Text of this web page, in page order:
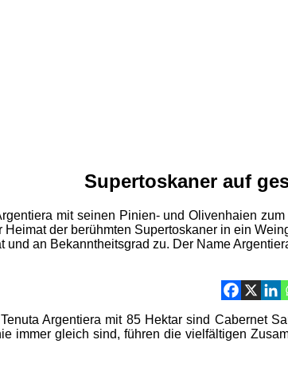
Supertoskaner auf
mit seinen Pinien- und Olivenhaien
der berühmten Supertoskaner in ein
und an Bekanntheitsgrad zu. Der Name
Argentiera mit 85 Hektar sind Cabernet
immer gleich sind, führen die vielfältigen